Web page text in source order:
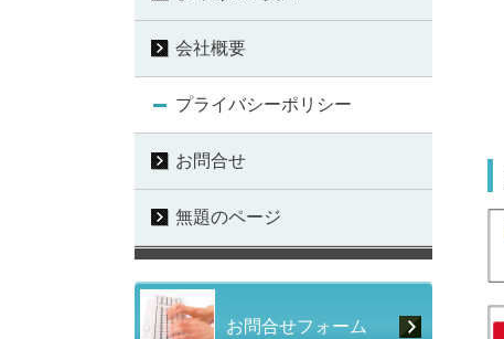
会社概要
プライバシーポリシー
お問合せ
無題のページ
お問合せフォーム